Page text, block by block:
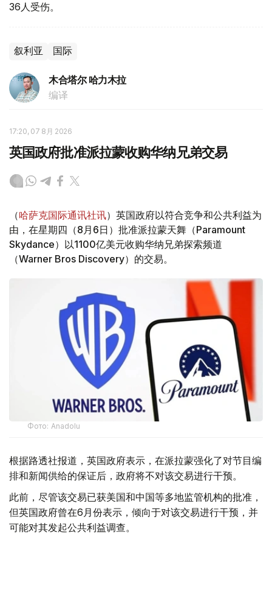
36人受伤。
叙利亚 国际
木合塔尔 哈力木拉
编译
17:20, 07 8月 2026
英国政府批准派拉蒙收购华纳兄弟交易
（哈萨克国际通讯社讯）英国政府以符合竞争和公共利益为
由，在星期四（8月6日）批准派拉蒙天舞（Paramount
Skydance）以1100亿美元收购华纳兄弟探索频道
（Warner Bros Discovery）的交易。
Фото: Аnadolu
根据路透社报道，英国政府表示，在派拉蒙强化了对节目编
排和新闻供给的保证后，政府将不对该交易进行干预。
此前，尽管该交易已获美国和中国等多地监管机构的批准，
但英国政府曾在6月份表示，倾向于对该交易进行干预，并
可能对其发起公共利益调查。